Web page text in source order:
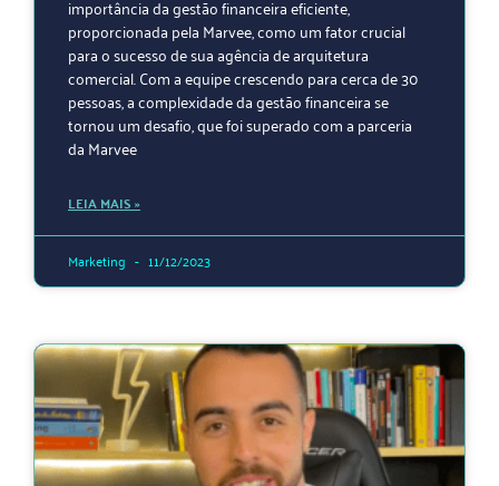
importância da gestão financeira eficiente,
proporcionada pela Marvee, como um fator crucial
para o sucesso de sua agência de arquitetura
comercial. Com a equipe crescendo para cerca de 30
pessoas, a complexidade da gestão financeira se
tornou um desafio, que foi superado com a parceria
da Marvee
LEIA MAIS »
Marketing 11/12/2023